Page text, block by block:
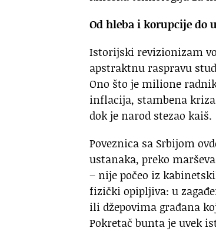
Od hleba i korupcije do
Istorijski revizionizam
apstraktnu raspravu
Ono što je milione
inflacija, stambena
dok je narod stezao kaiš.
Poveznica sa Srbijom
ustanaka, preko
– nije počeo iz
fizički opipljiva: u
ili džepovima građana
Pokretač bunta je uvek